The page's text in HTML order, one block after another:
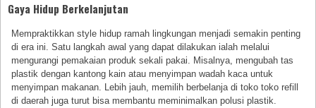
Gaya Hidup Berkelanjutan
Mempraktikkan style hidup ramah lingkungan menjadi semakin penting
di era ini. Satu langkah awal yang dapat dilakukan ialah melalui
mengurangi pemakaian produk sekali pakai. Misalnya, mengubah tas
plastik dengan kantong kain atau menyimpan wadah kaca untuk
menyimpan makanan. Lebih jauh, memilih berbelanja di toko toko refill
di daerah juga turut bisa membantu meminimalkan polusi plastik.